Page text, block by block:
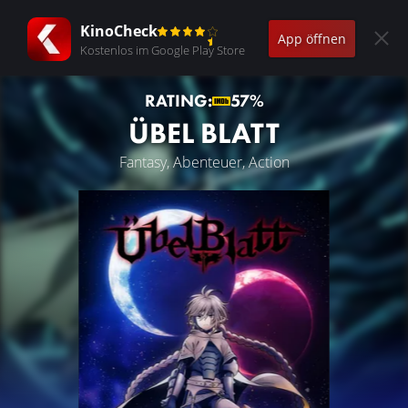
KinoCheck
Kostenlos im Google Play Store
App öffnen
RATING: 57%
ÜBEL BLATT
Fantasy, Abenteuer, Action